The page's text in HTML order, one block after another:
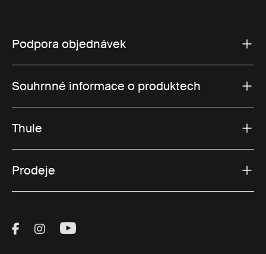
Podpora objednávek
Souhrnné informace o produktech
Thule
Prodeje
Visit Thule on Facebook (external link)
Visit Thule on Instagram (external link)
Visit Thule on Youtube (external